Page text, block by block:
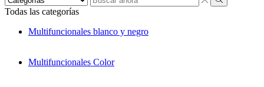
input
Search
Todas las categorías
Multifuncionales blanco y negro
Multifuncionales Color